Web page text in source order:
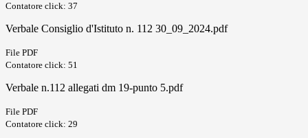
Contatore click: 37
Verbale Consiglio d'Istituto n. 112 30_09_2024.pdf
File PDF
Contatore click: 51
Verbale n.112 allegati dm 19-punto 5.pdf
File PDF
Contatore click: 29